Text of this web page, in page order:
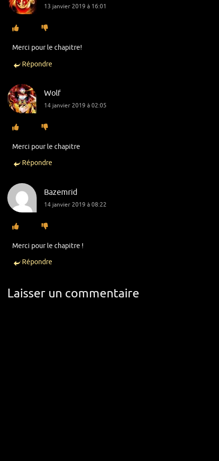
13 janvier 2019 à 16:01
Merci pour le chapitre!
Répondre
Wolf
14 janvier 2019 à 02:05
Merci pour le chapitre
Répondre
Bazemrid
14 janvier 2019 à 08:22
Merci pour le chapitre !
Répondre
Laisser un commentaire